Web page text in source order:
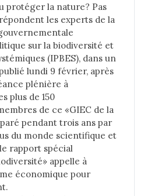
protéger la nature? Pas
les experts de la
sur la biodiversité et
(IPBES), dans un
lundi 9 février, après
plénière à
plus de 150
de ce «GIEC de la
pendant trois ans par
du monde scientifique et
rapport spécial
appelle à
économique pour